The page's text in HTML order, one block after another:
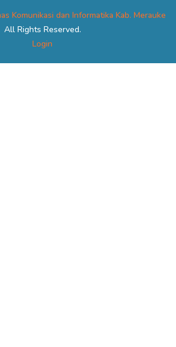
Komunikasi dan Informatika Kab. Merauke
All Rights Reserved.
Login